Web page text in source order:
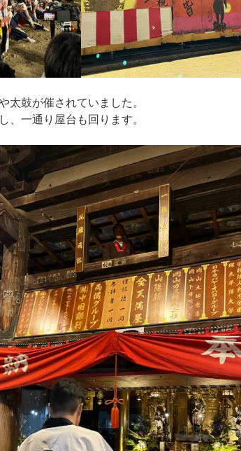
太鼓が催されていました。
、一通り屋台も回ります。